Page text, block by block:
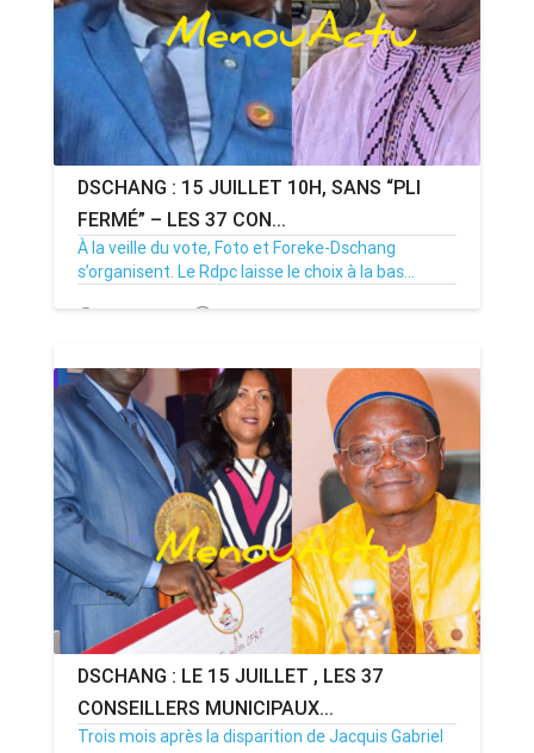
DSCHANG : 15 JUILLET 10H, SANS “PLI
FERMÉ” – LES 37 CON...
À la veille du vote, Foto et Foreke-Dschang
s’organisent. Le Rdpc laisse le choix à la bas...
14/07/26 Par MenouActu 0
DSCHANG : LE 15 JUILLET , LES 37
CONSEILLERS MUNICIPAUX...
Trois mois après la disparition de Jacquis Gabriel